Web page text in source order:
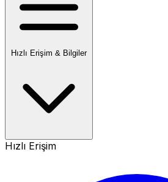
Hızlı Erişim & Bilgiler
Hızlı Erişim